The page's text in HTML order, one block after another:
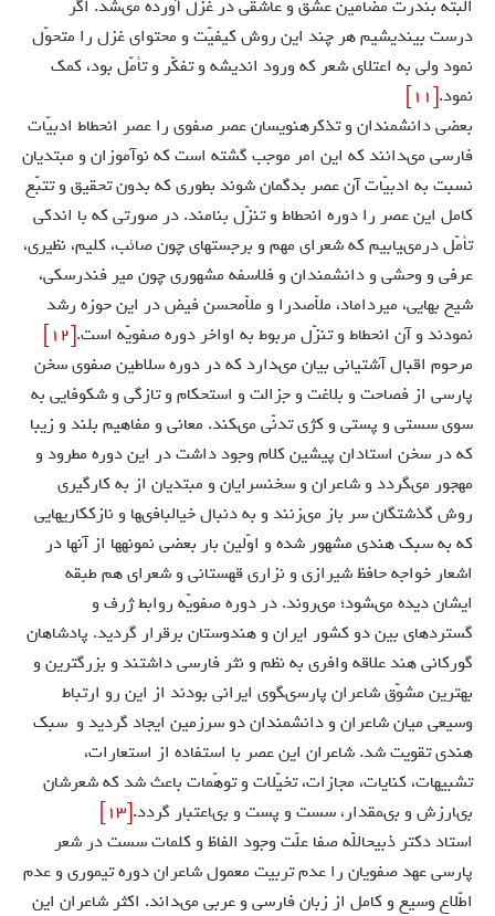
البتّه بندرت مضامين عشق و عاشقى در غزل آورده مى‏شد. اگر
درست بينديشيم هر چند اين روش كيفيّت و محتواى غزل را متحوّل
نمود ولى به اعتلاى شعر كه ورود انديشه و تفكّر و تأمّل بود، كمك
نمود.[11]
بعضى دانشمندان و تذكره‏نويسان عصر صفوى را عصر انحطاط ادبيّات
فارسى مى‏دانند كه اين امر موجب گشته است كه نوآموزان و مبتديان
نسبت به ادبيّات آن عصر بدگمان شوند بطورى كه بدون تحقيق و تتبّع
كامل اين عصر را دوره انحطاط و تنزّل بنامند. در صورتى كه با اندكى
تأمّل درمى‏يابيم كه شعراى مهم و برجسته‏اى چون صائب، كليم، نظيرى،
عرفى و وحشى و دانشمندان و فلاسفه مشهورى چون مير فندرسكى،
شيخ بهايى، ميرداماد، ملاّصدرا و ملاّمحسن فيض در اين حوزه رشد
نمودند و آن انحطاط و تنزّل مربوط به اواخر دوره صفويّه است.[12]
مرحوم اقبال آشتيانى بيان مى‏دارد كه در دوره سلاطين صفوى سخن
پارسى از فصاحت و بلاغت و جزالت و استحكام و تازگى و شكوفايى به
سوى سستى و پستى و كژى تدنّى مى‏كند. معانى و مفاهيم بلند و زيبا
كه در سخن استادان پيشين كلام وجود داشت در اين دوره مطرود و
مهجور مى‏گردد و شاعران و سخن‏سرايان و مبتديان از به كارگيرى
روش گذشتگان سر باز مى‏زنند و به دنبال خيالبافى‏ها و نازك‏كاريهايى
كه به سبك هندى مشهور شده و اوّلين بار بعضى نمونه‏ها از آنها در
اشعار خواجه حافظ شيرازى و نزارى قهستانى و شعراى هم طبقه
ايشان ديده مى‏شود؛ مى‏روند. در دوره صفويّه روابط ژرف و
گسترده‏اى بين دو كشور ايران و هندوستان برقرار گرديد. پادشاهان
گوركانى هند علاقه وافرى به نظم و نثر فارسى داشتند و بزرگترين و
بهترين مشوّق شاعران پارسى‏گوى ايرانى بودند از اين رو ارتباط
وسيعى ميان شاعران و دانشمندان دو سرزمين ايجاد گرديد و سبك
هندى تقويت شد. شاعران اين عصر با استفاده از استعارات،
تشبيهات، كنايات، مجازات، تخيّلات و توهّمات باعث شد كه شعرشان
بى‏ارزش و بى‏مقدار، سست و پست و بى‏اعتبار گردد.[13]
استاد دكتر ذبيح‏اللّه‏ صفا علّت وجود الفاظ و كلمات سست در شعر
پارسى عهد صفويان را عدم تربيت معمول شاعران دوره تيمورى و عدم
اطّلاع وسيع و كامل از زبان فارسى و عربى مى‏داند. اكثر شاعران اين